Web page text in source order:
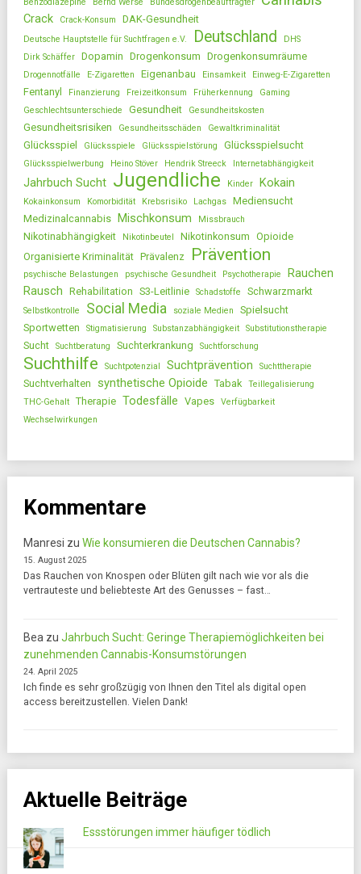
Crack Crack-Konsum DAK-Gesundheit
Deutsche Hauptstelle für Suchtfragen e.V. Deutschland
DHS
Dirk Schäffer
Dopamin Drogenkonsum Drogenkonsumräume
Drogennotfälle E-Zigaretten Eigenanbau Einsamkeit Einweg-E-Zigaretten
Fentanyl Finanzierung Freizeitkonsum Früherkennung
Gaming
Geschlechtsunterschiede
Gesundheit Gesundheitskosten
Gesundheitsrisiken Gesundheitsschäden Gewaltkriminalität
Glücksspiel Glücksspiele Glücksspielstörung Glücksspielsucht
Glücksspielwerbung Heino Stöver Hendrik Streeck Internetabhängigkeit
Jahrbuch Sucht Jugendliche Kinder Kokain
Kokainkonsum Komorbidität Krebsrisiko Lachgas
Mediensucht
Medizinalcannabis Mischkonsum Missbrauch
Nikotinabhängigkeit Nikotinbeutel Nikotinkonsum Opioide
Organisierte Kriminalität Prävalenz Prävention
psychische Belastungen psychische Gesundheit Psychotherapie
Rauchen
Rausch Rehabilitation S3-Leitlinie Schadstoffe Schwarzmarkt
Selbstkontrolle Social Media soziale Medien
Spielsucht
Sportwetten
Stigmatisierung Substanzabhängigkeit Substitutionstherapie
Sucht Suchtberatung Suchterkrankung Suchtforschung
Suchthilfe Suchtpotenzial Suchtprävention Suchttherapie
Suchtverhalten synthetische Opioide Tabak
Teillegalisierung
THC-Gehalt
Therapie Todesfälle Vapes
Verfügbarkeit
Wechselwirkungen
Kommentare
Manresi zu Wie konsumieren die Deutschen Cannabis?
15. August 2025
Das Rauchen von Knospen oder Blüten gilt nach wie vor als die
vertrauteste und beliebteste Art des Genusses – fast…
Bea zu Jahrbuch Sucht: Geringe Therapiemöglichkeiten bei
zunehmenden Cannabis-Konsumstörungen
24. April 2025
Ich finde es sehr großzügig von Ihnen den Titel als digital open
access bereitzustellen. Vielen Dank!
Aktuelle Beiträge
Essstörungen immer häufiger tödlich